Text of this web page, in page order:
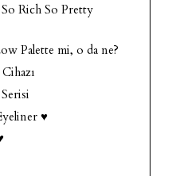
Rich So Pretty
Palette mi, o da ne?
♥